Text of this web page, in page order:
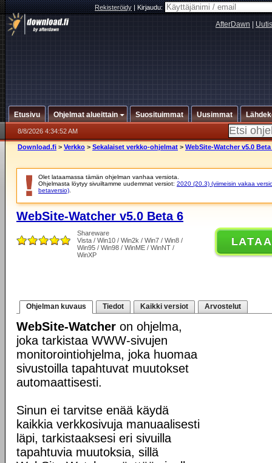
Rekisteröidy|Kirjaudu:
AfterDawn
Etusivu Ohjelmat alueittain Suosituimmat Uusimmat
8/8/2026 4:34:52 AM
Download.fi > Verkko > Sekalaiset verkko-ohjelmat > WebSite-Watcher v5.0 Beta
Olet lataamassa tämän ohjelman vanhaa versiota.
Ohjelmasta löytyy sivuiltamme uudemmat versiot: 2020 (20.3) (viimeisin vakaa
betaversio)
WebSite-Watcher v5.0 Beta 6
Shareware
Vista / Win10 / Win2k / Win7 / Win8 /
Win95 / Win98 / WinME / WinNT /
WinXP
LATAA
Ohjelman kuvaus Tiedot Kaikki versiot Arvostelut
WebSite-Watcher on ohjelma,
joka tarkistaa WWW-sivujen
monitorointiohjelma, joka huomaa
sivustoilla tapahtuvat muutokset
automaattisesti.
Sinun ei tarvitse enää käydä
kaikkia verkkosivuja manuaalisesti
läpi, tarkistaaksesi eri sivuilla
tapahtuvia muutoksia, sillä